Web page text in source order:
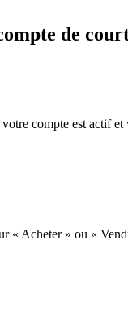
de
compte est actif et
« Acheter » ou «